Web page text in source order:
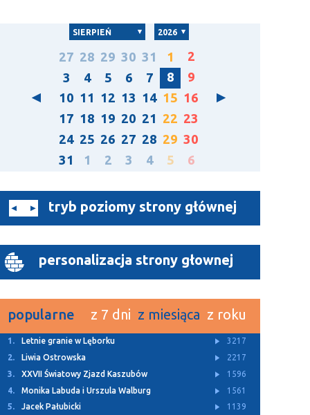
SIERPIEŃ 2026
27 28 29 30 31 1
2
3
4 5 6 7 8
9
10 11 12 13 14 15 16
17 18 19 20 21 22 23
24 25 26 27 28 29 30
31
1 2 3 4 5 6
tryb poziomy strony głównej
personalizacja strony głownej
popularne z 7 dni z miesiąca z roku
1. Letnie granie w Lęborku
3217
2.
Liwia Ostrowska
2217
3.
XXVII Światowy Zjazd Kaszubów
1596
4.
Monika Labuda i Urszula Walburg
1561
5.
Jacek Pałubicki 1139